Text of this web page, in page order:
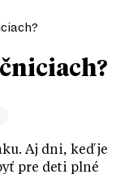
Aj dni, keď je
pre deti plné